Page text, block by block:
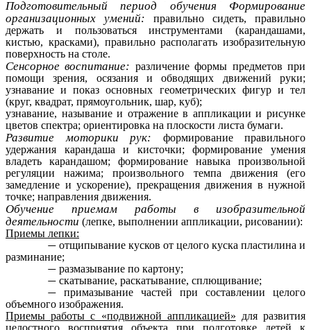
Подготовительный период обучения Формирование
организационных умений: правильно сидеть, правильно
держать и пользоваться инструментами (карандашами,
кистью, красками), правильно располагать изобразительную
поверхность на столе.
Сенсорное воспитание: различение формы предметов при
помощи зрения, осязания и обводящих движений руки;
узнавание и показ основных геометрических фигур и тел
(круг, квадрат, прямоугольник, шар, куб);
узнавание, называние и отражение в аппликации и рисунке
цветов спектра; ориентировка на плоскости листа бумаги.
Развитие моторики рук: формирование правильного
удержания карандаша и кисточки; формирование умения
владеть карандашом; формирование навыка произвольной
регуляции нажима; произвольного темпа движения (его
замедление и ускорение), прекращения движения в нужной
точке; направления движения.
Обучение приемам работы в изобразительной
деятельности (лепке, выполнении аппликации, рисовании):
Приемы лепки:
отщипывание кусков от целого куска пластилина и
разминание;
размазывание по картону;
скатывание, раскатывание, сплющивание;
примазывание частей при составлении целого
объемного изображения.
Приемы работы с «подвижной аппликацией» для развития
целостного восприятия объекта при подготовке детей к